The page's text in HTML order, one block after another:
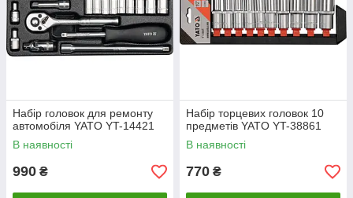
Набір головок для ремонту
автомобіля YATO YT-14421
В наявності
990 ₴
Набір торцевих головок 10
предметів YATO YT-38861
В наявності
770 ₴